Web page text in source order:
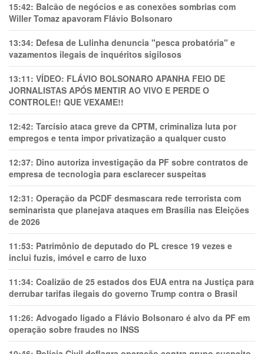
15:42: Balcão de negócios e as conexões sombrias com
Willer Tomaz apavoram Flávio Bolsonaro
13:34: Defesa de Lulinha denuncia "pesca probatória" e
vazamentos ilegais de inquéritos sigilosos
13:11: VÍDEO: FLÁVIO BOLSONARO APANHA FEIO DE
JORNALISTAS APÓS MENTIR AO VIVO E PERDE O
CONTROLE!! QUE VEXAME!!
12:42: Tarcísio ataca greve da CPTM, criminaliza luta por
empregos e tenta impor privatização a qualquer custo
12:37: Dino autoriza investigação da PF sobre contratos de
empresa de tecnologia para esclarecer suspeitas
12:31: Operação da PCDF desmascara rede terrorista com
seminarista que planejava ataques em Brasília nas Eleições
de 2026
11:53: Patrimônio de deputado do PL cresce 19 vezes e
inclui fuzis, imóvel e carro de luxo
11:34: Coalizão de 25 estados dos EUA entra na Justiça para
derrubar tarifas ilegais do governo Trump contra o Brasil
11:26: Advogado ligado a Flávio Bolsonaro é alvo da PF em
operação sobre fraudes no INSS